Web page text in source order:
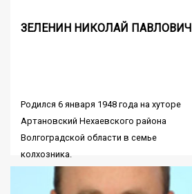
ЗЕЛЕНИН НИКОЛАЙ ПАВЛОВИЧ
Родился 6 января 1948 года на хуторе
Артановский Нехаевского района
Волгоградской области в семье
колхозника.